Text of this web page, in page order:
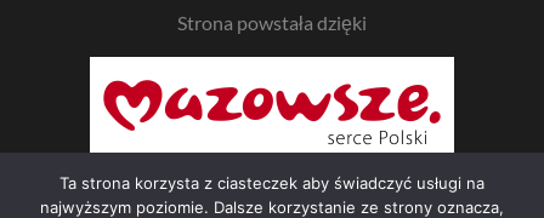
Strona powstała dzięki
Ta strona korzysta z ciasteczek aby świadczyć usługi na
najwyższym poziomie. Dalsze korzystanie ze strony oznacza,